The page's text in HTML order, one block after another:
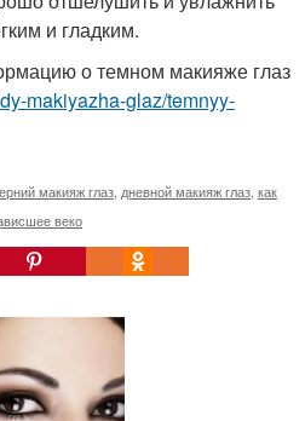
и гладким.
о темном макияже глаз
makiyazha-glaz/temnyy-
макияж глаз дневной макияж глаз как
веко